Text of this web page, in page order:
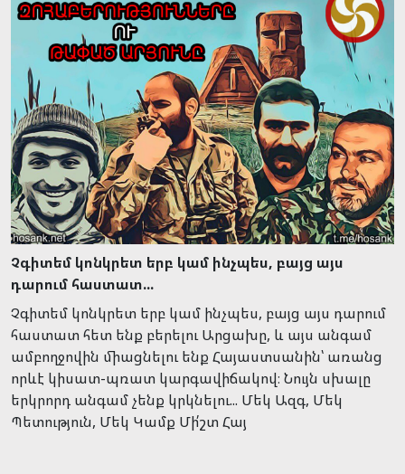
Չգիտեմ կոնկրետ երբ կամ ինչպես, բայց այս
դարում հաստատ...
Չգիտեմ կոնկրետ երբ կամ ինչպես, բայց այս դարում
հաստատ հետ ենք բերելու Արցախը, և այս անգամ
ամբողջովին միացնելու ենք Հայաստսանին՝ առանց
որևէ կիսատ-պռատ կարգավիճակով։ Նույն սխալը
երկրորդ անգամ չենք կրկնելու... Մեկ Ազգ, Մեկ
Պետություն, Մեկ Կամք Մի՛շտ Հայ